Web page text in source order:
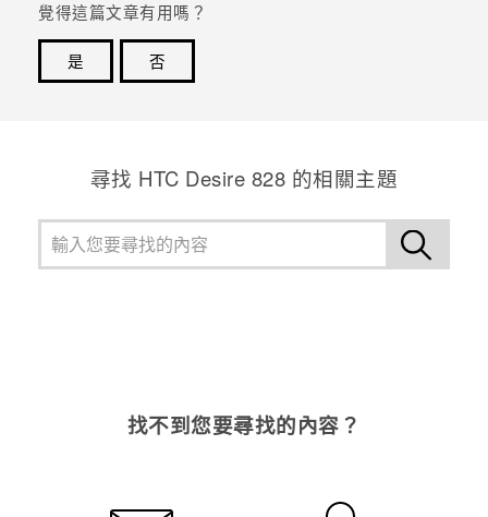
覺得這篇文章有用嗎？
是
否
尋找 HTC Desire 828 的相關主題
找不到您要尋找的內容？